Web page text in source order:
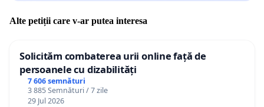
Alte petiții care v-ar putea interesa
Solicităm combaterea urii online față de
persoanele cu dizabilități
7 606 semnături
3 885 Semnături / 7 zile
29 Jul 2026